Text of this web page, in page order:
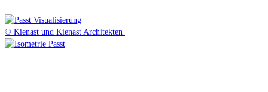
© Kienast und Kienast Architekten